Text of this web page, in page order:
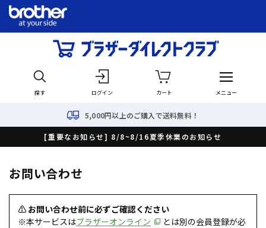
探す ログイン カート メニュー
5,000円以上のご購入で送料無料！
[重要なお知らせ] 8/8~8/16夏季休業のお知らせ
お問い合わせ
⚠ お問い合わせ前に必ずご確認ください
※本サービスはブラザーオンライン
とは別の会員登録が必